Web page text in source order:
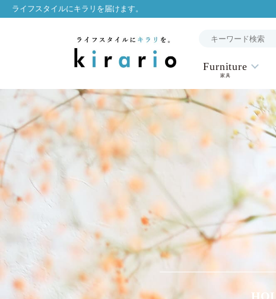
ライフスタイルにキラリを届けます。
Furniture
家具